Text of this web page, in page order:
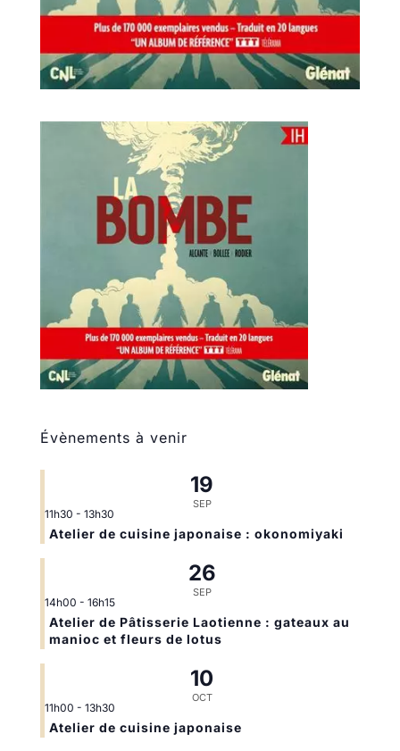
Évènements à venir
19
SEP
11h30 - 13h30
Atelier de cuisine japonaise : okonomiyaki
26
SEP
14h00 - 16h15
Atelier de Pâtisserie Laotienne : gateaux au
manioc et fleurs de lotus
10
OCT
11h00 - 13h30
Atelier de cuisine japonaise